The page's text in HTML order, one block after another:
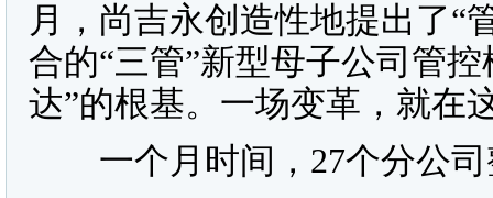
月，尚吉永创造性地提出了“
合的“三管”新型母子公司管
达”的根基。一场变革，就在
一个月时间，27个分公司